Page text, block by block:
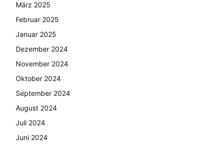
März 2025
Februar 2025
Januar 2025
Dezember 2024
November 2024
Oktober 2024
September 2024
August 2024
Juli 2024
Juni 2024